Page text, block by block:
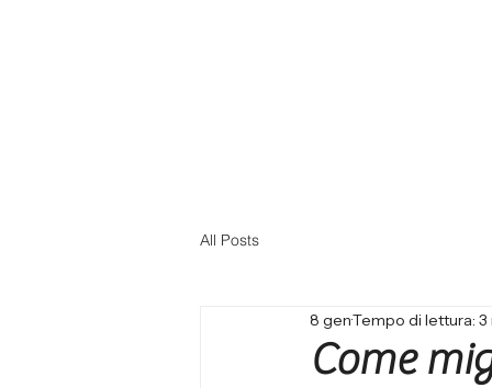
All Posts
Come
8 genTempo di lettura: 3